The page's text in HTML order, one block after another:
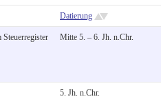
Datierung
Steuerregister Mitte 5. – 6. Jh. n.Chr.
5. Jh. n.Chr.